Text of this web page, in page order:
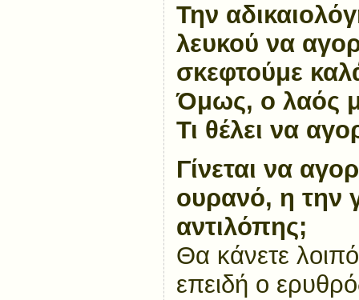
Την
λευκού να
σκεφτούμε
Όμως, ο λαός
Τι θέλει να
Γίνεται να
ουρανό, η την
αντιλόπης;
Θα κάνετε
επειδή ο